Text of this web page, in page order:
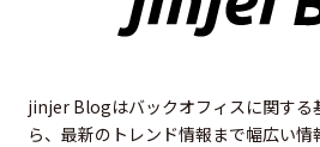
jinjer Blogはバックオフィスに関する
ら、最新のトレンド情報まで幅広い